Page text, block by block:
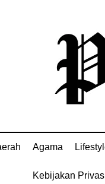
Agama
Kebijakan